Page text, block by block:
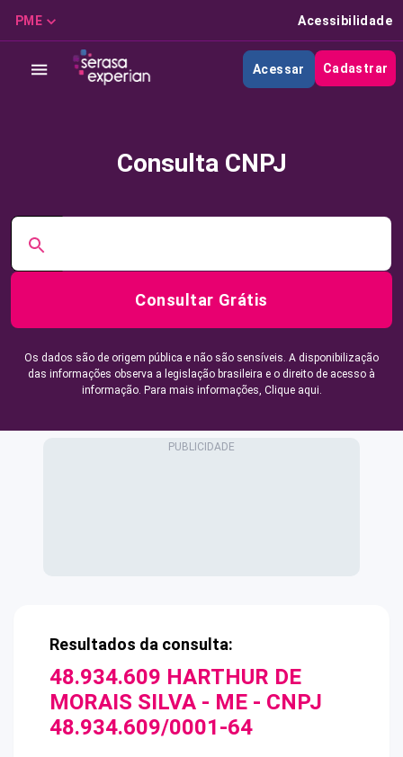
PME Acessibilidade
Acessar Cadastrar
Consulta CNPJ
Consultar Grátis
Os dados são de origem pública e não são sensíveis. A disponibilização
das informações observa a legislação brasileira e o direito de acesso à
informação. Para mais informações, Clique aqui.
Resultados da consulta:
48.934.609 HARTHUR DE
MORAIS SILVA - ME - CNPJ
48.934.609/0001-64